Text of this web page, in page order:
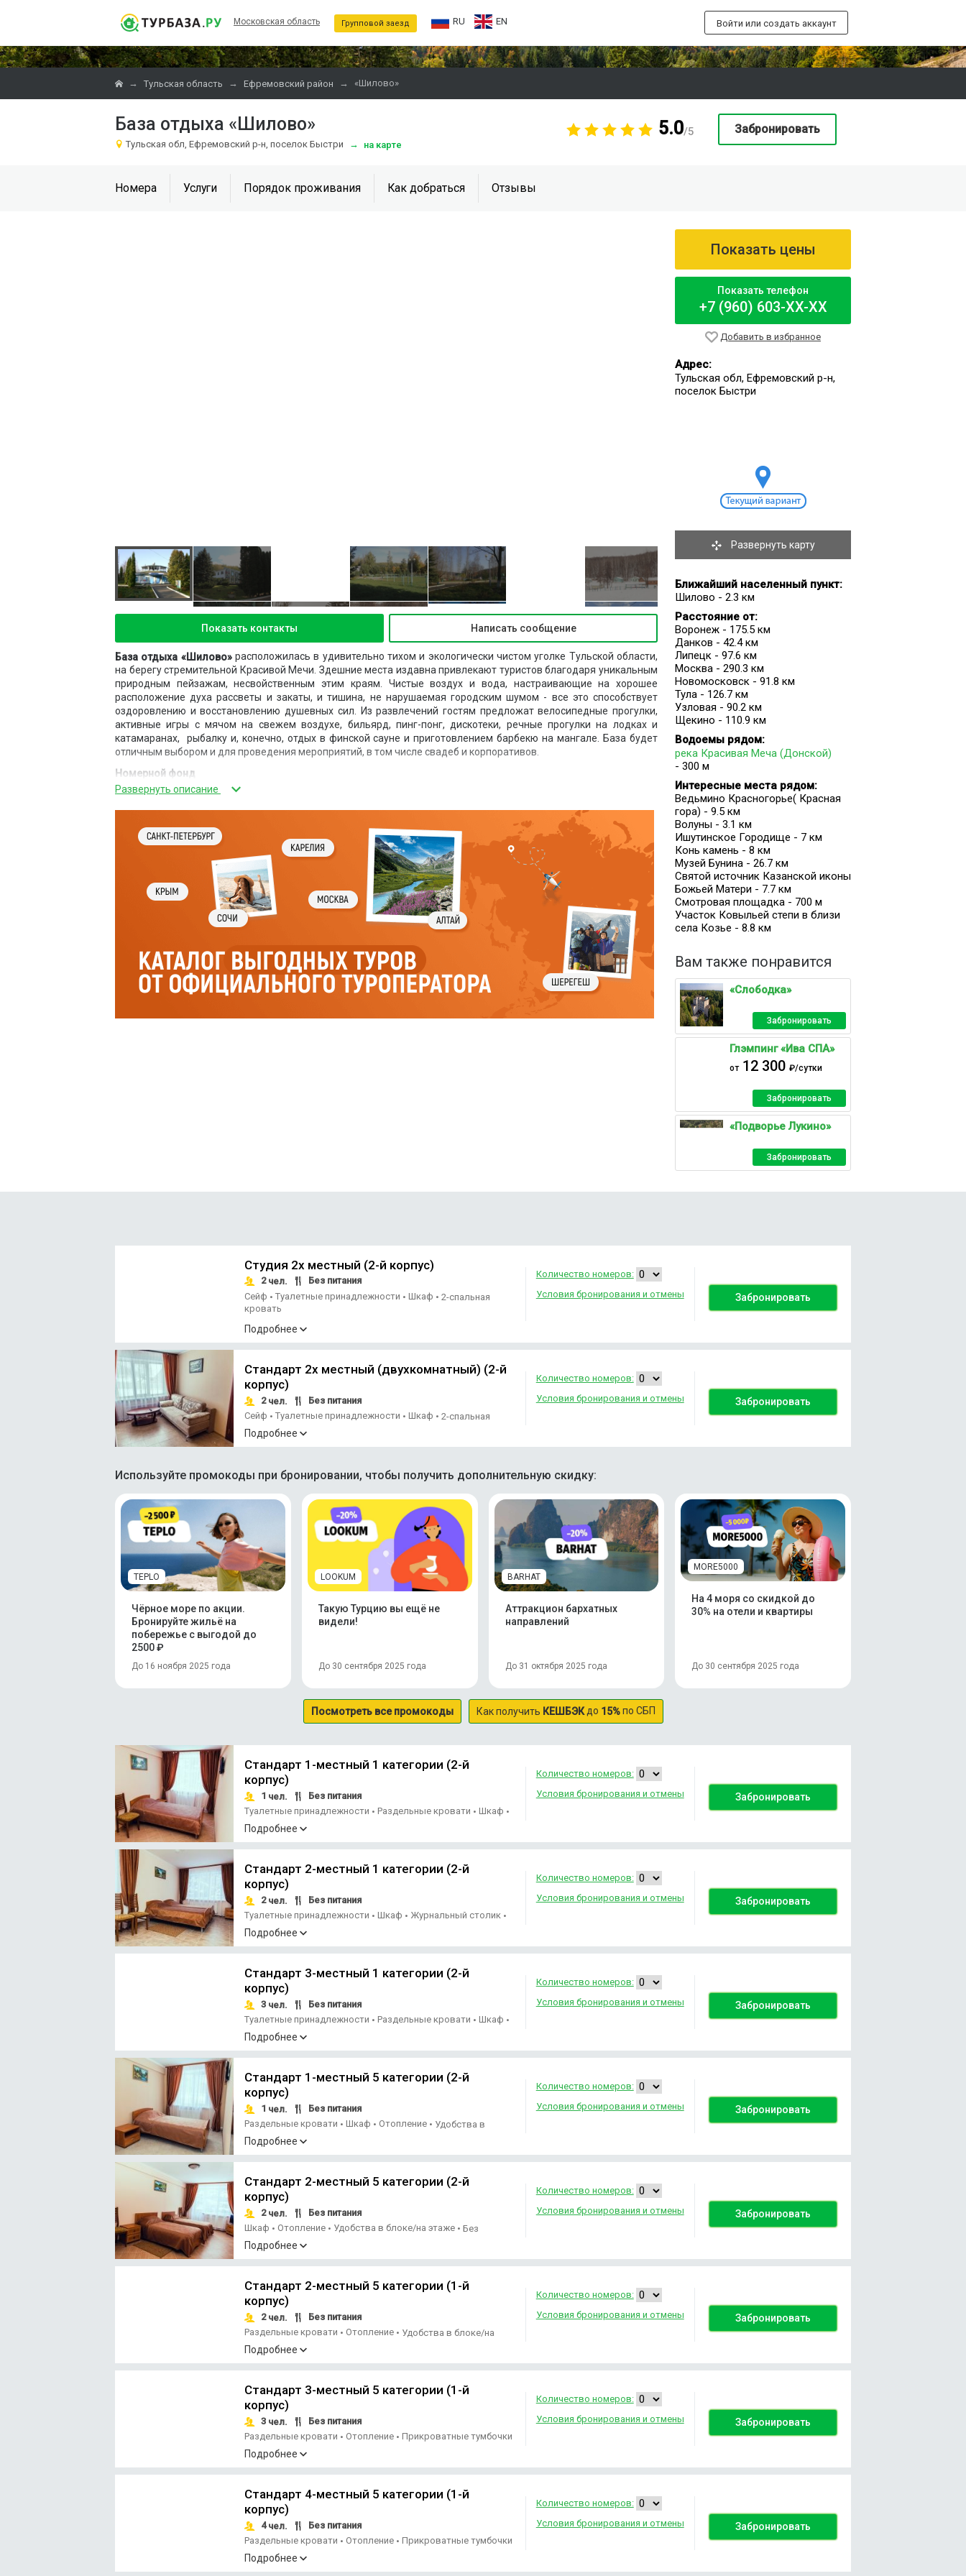
Московская область Групповой заезд RU EN Войти или создать аккаунт
→ Тульская область → Ефремовский район → «Шилово»
База отдыха «Шилово»
Тульская обл, Ефремовский р-н, поселок Быстри → на карте
5.0/5 Забронировать
Номера Услуги Порядок проживания Как добраться Отзывы
Показать контакты Написать сообщение
База отдыха «Шилово»расположилась в удивительно тихом и экологически чистом уголке Тульской области,
на берегу стремительной Красивой Мечи. Здешние места издавна привлекают туристов благодаря уникальным
природным пейзажам, несвойственным этим краям. Чистые воздух и вода, настраивающие на хорошее
расположение духа рассветы и закаты, и тишина, не нарушаемая городским шумом - все это способствует
оздоровлению и восстановлению душевных сил. Из развлечений гостям предложат велосипедные прогулки,
активные игры с мячом на свежем воздухе, бильярд, пинг-понг, дискотеки, речные прогулки на лодках и
катамаранах, рыбалку и, конечно, отдых в финской сауне и приготовлением барбекю на мангале. База будет
отличным выбором и для проведения мероприятий, в том числе свадеб и корпоративов.
Номерной фонд
На территории базы два жилых корпуса с 1-,2-,3-4-местными номерами. Также имеются летние неотапливаемые
На территории базы имеются столовая, обеспечивающая гостей трёхразовым питанием.
На базе «Шилово» к услугам гостей: сауна, беседки с мангалами, кинозал, детская площадка, спортивная
площадка для игр в мяч, прачечная самообслуживания, автомобильная парковка, стоянка для автодомов.
В реке Красивая Меча отлично клюет голавль, плотва, окунь, щука, пескарь, карась, уклейка.
Показать цены
Показать телефон
+7 (960) 603-XX-XX
Добавить в избранное
Адрес:
Тульская обл, Ефремовский р-н,
поселок Быстри
Развернуть карту
Ближайший населенный пункт:
Шилово - 2.3 км
Расстояние от:
Воронеж - 175.5 км
Данков - 42.4 км
Липецк - 97.6 км
Москва - 290.3 км
Новомосковск - 91.8 км
Тула - 126.7 км
Узловая - 90.2 км
Щекино - 110.9 км
Водоемы рядом:
река Красивая Меча (Донской)
- 300 м
Интересные места рядом:
Ведьмино Красногорье( Красная
гора) - 9.5 км
Волуны - 3.1 км
Ишутинское Городище - 7 км
Конь камень - 8 км
Музей Бунина - 26.7 км
Святой источник Казанской иконы
Божьей Матери - 7.7 км
Смотровая площадка - 700 м
Участок Ковыльей степи в близи
села Козье - 8.8 км
Вам также понравится
«Слободка»
Забронировать
Глэмпинг «Ива СПА»
от12 300 ₽/сутки
Забронировать
«Подворье Лукино»
Забронировать
Студия 2х местный (2-й корпус)
2чел.
Без питания
Сейф • Туалетные принадлежности • Шкаф • 2-спальная
кровать
Подробнее
Количество номеров:
Условия бронирования и отмены
Забронировать
Стандарт 2х местный (двухкомнатный) (2-й
корпус)
2чел.
Без питания
Сейф • Туалетные принадлежности • Шкаф • 2-спальная
кровать
Подробнее
Количество номеров:
Условия бронирования и отмены
Забронировать
Используйте промокоды при бронировании, чтобы получить дополнительную скидку:
TEPLO
Чёрное море по акции.
Бронируйте жильё на
побережье с выгодой до
2500 ₽
До 16 ноября 2025 года
LOOKUM
Такую Турцию вы ещё не
видели!
До 30 сентября 2025 года
BARHAT
Аттракцион бархатных
направлений
До 31 октября 2025 года
MORE5000
На 4 моря со скидкой до
30% на отели и квартиры
До 30 сентября 2025 года
Посмотреть все промокоды Как получить КЕШБЭКдо 15%по СБП
Стандарт 1-местный 1 категории (2-й
корпус)
1 чел.
Без питания
Туалетные принадлежности • Раздельные кровати • Шкаф •
Отопление
Подробнее
Количество номеров:
Условия бронирования и отмены
Забронировать
Стандарт 2-местный 1 категории (2-й
корпус)
2чел.
Без питания
Туалетные принадлежности • Шкаф • Журнальный столик •
Отопление
Подробнее
Количество номеров:
Условия бронирования и отмены
Забронировать
Стандарт 3-местный 1 категории (2-й
корпус)
3 чел.
Без питания
Туалетные принадлежности • Раздельные кровати • Шкаф •
Отопление
Подробнее
Количество номеров:
Условия бронирования и отмены
Забронировать
Стандарт 1-местный 5 категории (2-й
корпус)
1 чел.
Без питания
Раздельные кровати • Шкаф • Отопление • Удобства в
блоке/на этаже
Подробнее
Количество номеров:
Условия бронирования и отмены
Забронировать
Стандарт 2-местный 5 категории (2-й
корпус)
2чел.
Без питания
Шкаф • Отопление • Удобства в блоке/на этаже • Без
удобств
Подробнее
Количество номеров:
Условия бронирования и отмены
Забронировать
Стандарт 2-местный 5 категории (1-й
корпус)
2чел.
Без питания
Раздельные кровати • Отопление • Удобства в блоке/на
этаже
• Прикроватные тумбочки
Подробнее
Количество номеров:
Условия бронирования и отмены
Забронировать
Стандарт 3-местный 5 категории (1-й
корпус)
3 чел.
Без питания
Раздельные кровати • Отопление • Прикроватные тумбочки
Подробнее
Количество номеров:
Условия бронирования и отмены
Забронировать
Стандарт 4-местный 5 категории (1-й
корпус)
4чел.
Без питания
Раздельные кровати • Отопление • Прикроватные тумбочки
Подробнее
Количество номеров:
Условия бронирования и отмены
Забронировать